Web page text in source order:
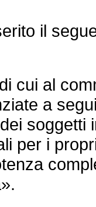
il
cui al
a
per i